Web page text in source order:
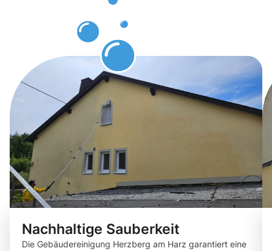
Nachhaltige Sauberkeit
Die Gebäudereinigung Herzberg am Harz garantiert eine